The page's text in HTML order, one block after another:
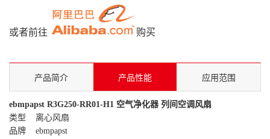
或者前往 购买
产品简介 产品性能 应用范围
ebmpapst R3G250-RR01-H1 空气净化器 列间空调风扇
类型 离心风扇
品牌 ebmpapst